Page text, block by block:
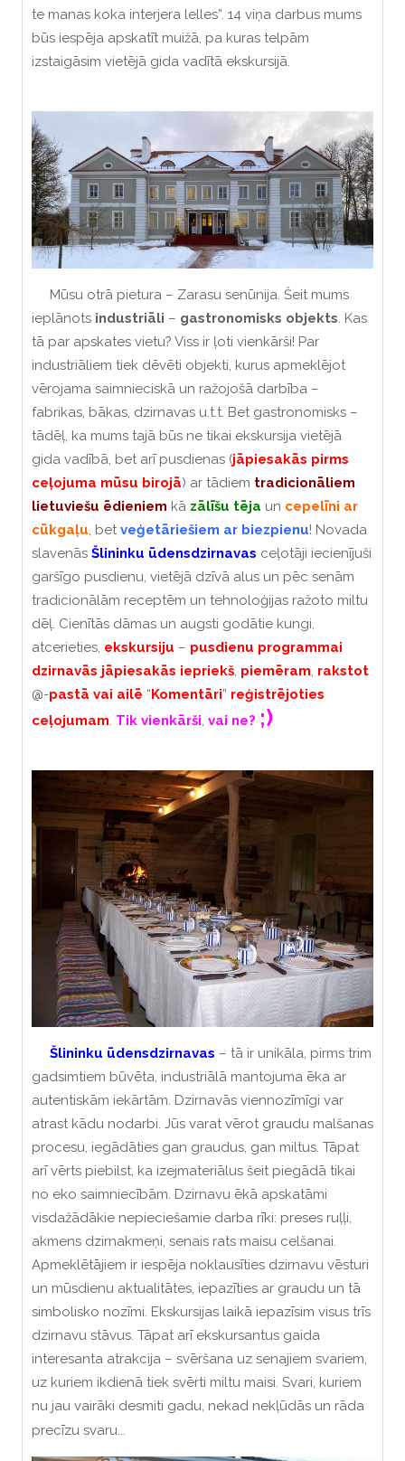
te manas koka interjera lelles”. 14 viņa darbus mums
būs iespēja apskatīt muižā, pa kuras telpām
izstaigāsim vietējā gida vadītā ekskursijā.
Mūsu otrā pietura – Zarasu senūnija. Šeit mums
ieplānots industriāli – gastronomisks objekts. Kas
tā par apskates vietu? Viss ir ļoti vienkārši! Par
industriāliem tiek dēvēti objekti, kurus apmeklējot
vērojama saimnieciskā un ražojošā darbība –
fabrikas, bākas, dzirnavas u.t.t. Bet gastronomisks –
tādēļ, ka mums tajā būs ne tikai ekskursija vietējā
gida vadībā, bet arī pusdienas (jāpiesakās pirms
ceļojuma mūsu birojā) ar tādiem tradicionāliem
lietuviešu ēdieniem kā zālīšu tēja un cepelīni ar
cūkgaļu, betveģetāriešiem ar biezpienu! Novada
slavenās Šlininku ūdensdzirnavas ceļotāji iecienījuši
garšīgo pusdienu, vietējā dzīvā alus un pēc senām
tradicionālām receptēm un tehnoloģijas ražoto miltu
dēļ. Cienītās dāmas un augsti godātie kungi,
atcerieties, ekskursiju – pusdienu programmai
dzirnavās jāpiesakās iepriekš, piemēram, rakstot
@-pastā vai ailē “Komentāri” reģistrējoties
ceļojumam. Tik vienkārši, vai ne? ;)
Šlininku ūdensdzirnavas – tā ir unikāla, pirms trim
gadsimtiem būvēta, industriālā mantojuma ēka ar
autentiskām iekārtām. Dzirnavās viennozīmīgi var
atrast kādu nodarbi. Jūs varat vērot graudu malšanas
procesu, iegādāties gan graudus, gan miltus. Tāpat
arī vērts piebilst, ka izejmateriālus šeit piegādā tikai
no eko saimniecībām. Dzirnavu ēkā apskatāmi
visdažādākie nepieciešamie darba rīki: preses ruļļi,
akmens dzirnakmeņi, senais rats maisu celšanai.
Apmeklētājiem ir iespēja noklausīties dzirnavu vēsturi
un mūsdienu aktualitātes, iepazīties ar graudu un tā
simbolisko nozīmi. Ekskursijas laikā iepazīsim visus trīs
dzirnavu stāvus. Tāpat arī ekskursantus gaida
interesanta atrakcija – svēršana uz senajiem svariem,
uz kuriem ikdienā tiek svērti miltu maisi. Svari, kuriem
nu jau vairāki desmiti gadu, nekad nekļūdās un rāda
precīzu svaru...